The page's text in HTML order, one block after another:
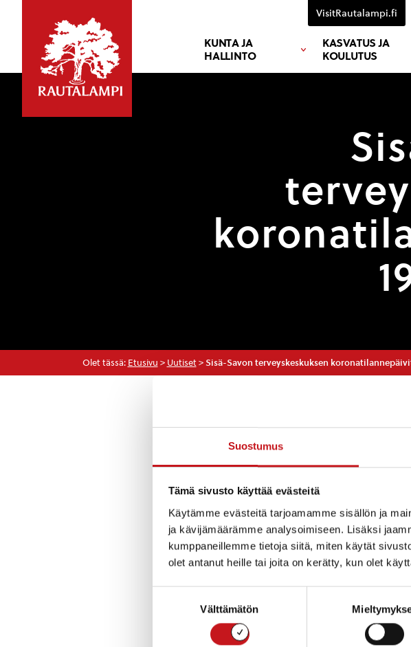
Suostumus
Tämä sivusto käyttää evästeitä
Käytämme evästeitä tarjoamamme sisällön ja
ja kävijämäärämme analysoimiseen. Lisäksi
kumppaneillemme tietoja siitä, miten käytät
olet antanut heille tai joita on kerätty, kun olet
Välttämätön
KUNTA JA
HALLINTO
KASVATUS JA
KOULUTUS
VisitRautalampi.fi
Olet tässä: Etusivu > Uutiset> Sisä-Savon terveyskeskuksen
Tartunta on saatu toisella
Rokotukset etenevät
tapahtuvat Pfizer-Biontecin
vähitellen kevään edistyessä.
« Uutishuone